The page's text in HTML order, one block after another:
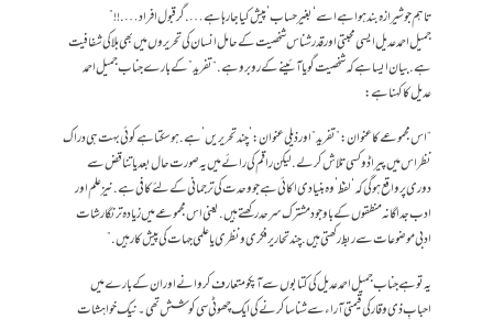
تاہم جو شیرازہ بند ہوا ہے اسے ‘بغیر حساب’ پیش کیا جا رہا ہے…. گر قبول افراد….! !”
جمیل احمد عدیل ایسی محبتی اور قدر شناس شخصیت کے حامل انسان کی تحریروں میں بھی بلا کی شفافیت
ہے. بیان ایسا ہے کہ شخصیت گویا آئینے کے روبرو ہے. “تفرید”کے بارے جناب جمیل احمد
عدیل کا کہنا ہے :
“اس مجموعے کا عنوان:”تفرید” اور ذیلی عنوان:’چند تحریریں’ ہے. ہوسکتاہے کوئی بہت ہی دراک
نظر اس میں پیراڈوکسی تلاش کر لے. لیکن راقم کی رائے میں یہ صورت حال بعد یا تناقض سے
دوری پر واقع ہوگی کہ ‘لفظ’ وہ بنیادی اکائی ہے جو وحدت کی ترجمانی کے لئے کافی ہے. نیز علم اور
ادب جداگانہ منطقوں کے باوجود مشترک سرحد رکھتے ہیں. یعنی اس مجموعے میں زیادہ تر نگارشات
ادبی موضوعات سے ربط رکھتی ہیں. چند تحاریر فکری و نظری یا علمی جہات کی پیش کار ہیں. ”
یہ تو ہے جناب جمیل احمد عدیل کی کتابوں سے آپکو متعارف کروانے اور ان کے بارے میں
احبابِ ذی وقار کی قیمتی آراء سے شناسا کرنے کی ایک چھوٹی سی کوشش تھی۔ نیک خواہشات